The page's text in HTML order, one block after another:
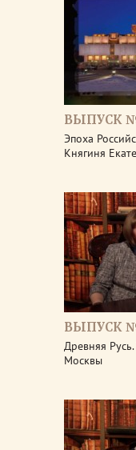
ВЫПУСК
Эпоха
Княгиня
ВЫПУСК
Древняя
Москвы